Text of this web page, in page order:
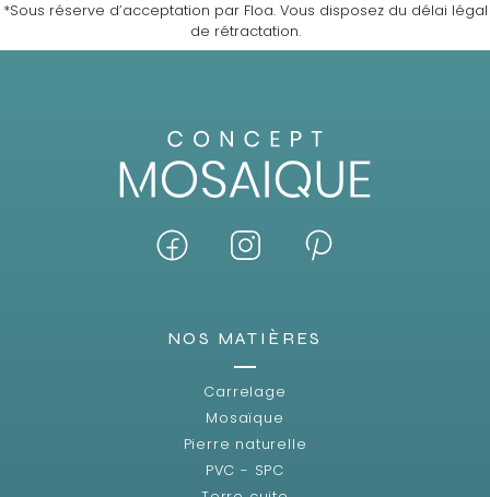
*Sous réserve d’acceptation par Floa. Vous disposez du délai légal
de rétractation.
NOS MATIÈRES
Carrelage
Mosaïque
Pierre naturelle
PVC - SPC